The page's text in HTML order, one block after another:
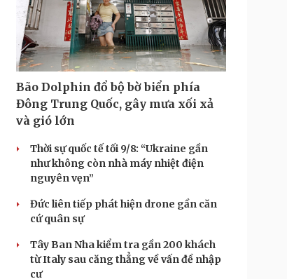
Bão Dolphin đổ bộ bờ biển phía
Đông Trung Quốc, gây mưa xối xả
và gió lớn
Thời sự quốc tế tối 9/8: “Ukraine gần
như không còn nhà máy nhiệt điện
nguyên vẹn”
Đức liên tiếp phát hiện drone gần căn
cứ quân sự
Tây Ban Nha kiểm tra gần 200 khách
từ Italy sau căng thẳng về vấn đề nhập
cư